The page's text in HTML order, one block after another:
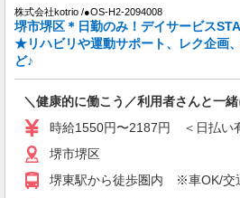
時給1550円〜
通費全支給(ガソリン
堺市堺区
派遣社員
株式会社kotrio /●OS-H2-1905941
アの巡回など
株式会社kotrio /●OS-H2-2094008
堺市堺区＊日勤のみ！デイサービス
★リハビリや運動サポート、レク企画
ど♪
＼健康的に働こう／利用者さんと一
時給1550円〜2187円 ＜日払い
堺市堺区
堺東駅から徒歩圏内 ※車OK/交